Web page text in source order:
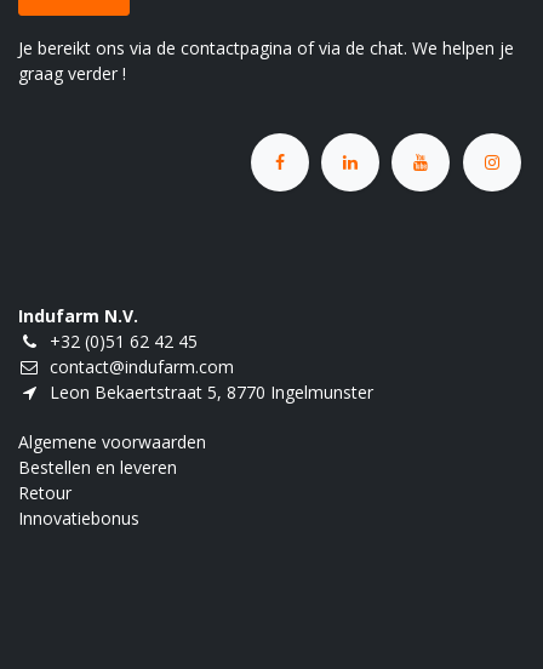
Je bereikt ons via de contactpagina of via de chat. We helpen je
graag verder !
Indufarm N.V.
+32 (0)51 62 42 45
contact@indufarm.com
Leon Bekaertstraat 5, 8770 Ingelmunster
Algemene voorwaarden
Bestellen en leveren
Retour
Innovatiebonus